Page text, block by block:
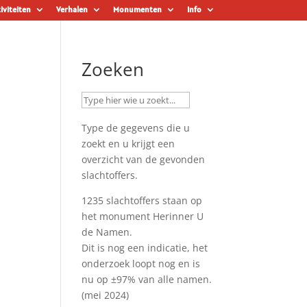
Verhalen Monumenten Info
Zoeken
Type de gegevens die u
zoekt en u krijgt een
overzicht van de gevonden
slachtoffers.
1235 slachtoffers staan op
het monument Herinner U
de Namen.
Dit is nog een indicatie, het
onderzoek loopt nog en is
nu op ±97% van alle namen.
(mei 2024)